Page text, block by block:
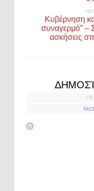
Κυβέρνηση
συναγερμό” –
ασκήσεις